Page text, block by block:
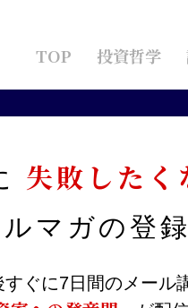
TOP 投資哲学
と。大部分の個人投資家が負
ュー株優位
理由と絶好
失敗したく
マガの登
すぐに7日間のメール